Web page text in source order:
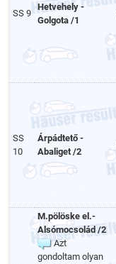
SS 9
Hetvehely -
Golgota /1
SS
10
Árpádtető -
Abaliget /2
M.pölöske el.-
Alsómocsolád /2
Azt
gondoltam olyan